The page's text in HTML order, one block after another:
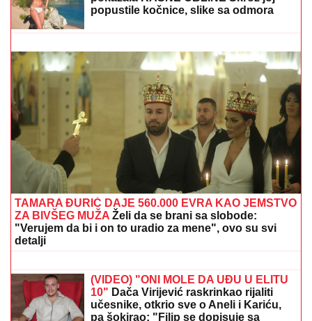
DUNAV OTKRIO TAJNU STARU 80 GODINA:Iz mulja
izronili motocikl Vermahta i ostaci nemačkih vojnika
Voditeljki RTS-a TELO CELO U
MIŠIĆIMA, skinula se u bikini i
pokazala RASNE OBLINE Skroz joj
popustile kočnice, slike sa odmora
NOŽ U LEĐA:Šta zaista znači pakt
Saudijske Arabije, Turske i Pakistana?